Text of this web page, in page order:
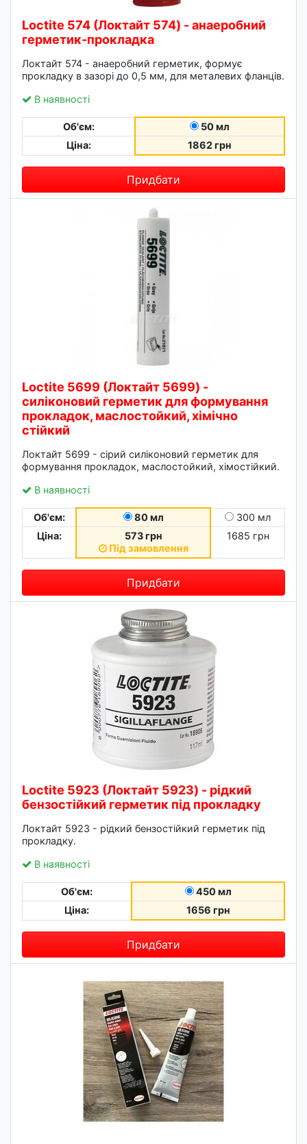
Loctite 574 (Локтайт 574) - анаеробний
герметик-прокладка
Локтайт 574 - анаеробний герметик, формує
прокладку в зазорі до 0,5 мм, для металевих фланців.
В наявності
Об'єм:
50 мл
Ціна:
1862 грн
Придбати
Loctite 5699 (Локтайт 5699) -
силіконовий герметик для формування
прокладок, маслостойкий, хімічно
стійкий
Локтайт 5699 - сірий силіконовий герметик для
формування прокладок, маслостойкий, хімостійкий.
В наявності
Об'єм: 80 мл
300 мл
Ціна:
573 грн
Під замовлення
1685 грн
Придбати
Loctite 5923 (Локтайт 5923) - рідкий
бензостійкий герметик під прокладку
Локтайт 5923 - рідкий бензостійкий герметик під
прокладку.
В наявності
Об'єм:
450 мл
Ціна:
1656 грн
Придбати